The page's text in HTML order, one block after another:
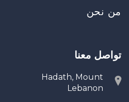
من نحن
تواصل معنا
Hadath, Mount
Lebanon